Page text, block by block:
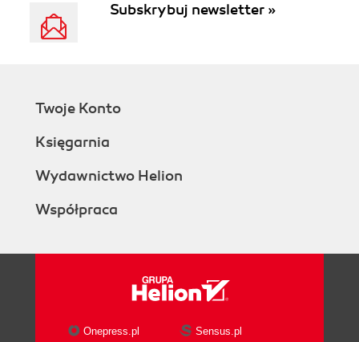
Subskrybuj newsletter »
Twoje Konto
Księgarnia
Wydawnictwo Helion
Współpraca
Onepress.pl Sensus.pl